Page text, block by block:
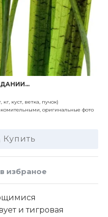
куст, ветка, пучок)
оригинальные фото
Купить
избраное
и тигровая